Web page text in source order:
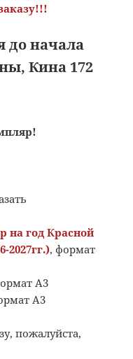
до начала
Кина 172
на год Красной
2027гг.), формат
А3
А3
пожалуйста,